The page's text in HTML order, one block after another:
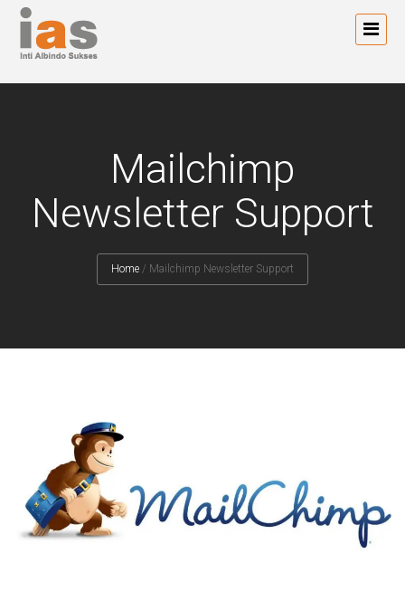
Mailchimp
Newsletter Support
Home / Mailchimp Newsletter Support